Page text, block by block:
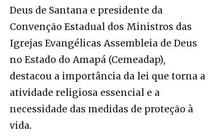
Deus de Santana e presidente da
Convenção Estadual dos Ministros das
Igrejas Evangélicas Assembleia de Deus
no Estado do Amapá (Cemeadap),
destacou a importância da lei que torna a
atividade religiosa essencial e a
necessidade das medidas de proteção à
vida.